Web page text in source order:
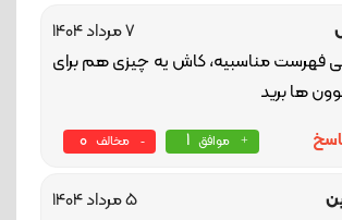
7 مرداد 1404
فهرست مناسبیه، کاش یه چیزی هم برای
ها برید
موافق 1 مخالف 0
5 مرداد 1404